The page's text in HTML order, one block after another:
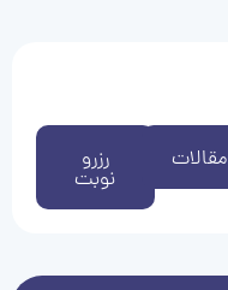
رزرو
نوبت
مقالات